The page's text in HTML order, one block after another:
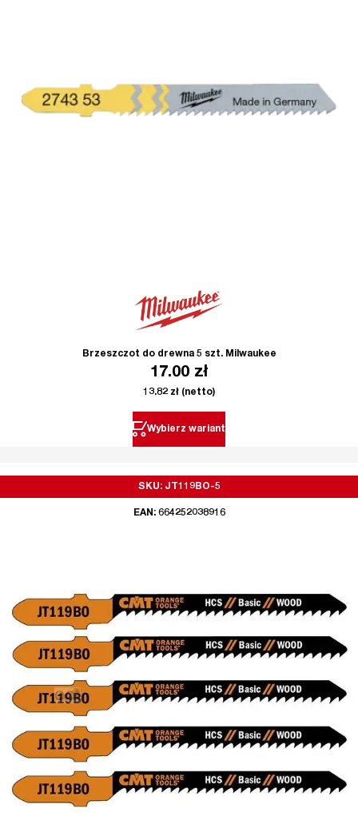
Brzeszczot do drewna 5 szt. Milwaukee
17.00 zł
13.82 zł (netto)
Wybierz wariant
SKU: JT119BO-5
EAN: 664252038916